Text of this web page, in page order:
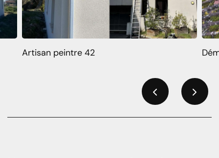
Artisan peintre 42